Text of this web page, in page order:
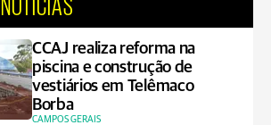
CCAJ realiza reforma na
piscina e construção de
vestiários em Telêmaco
Borba
CAMPOS GERAIS